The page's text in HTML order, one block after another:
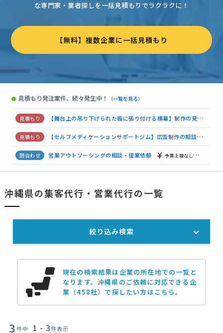
な専門家・業者探しを一括見積もりでラクラクに！
【無料】複数企業に一括見積もり
● 見積もり発注案件、続々発生中！ （一覧を見る）
「保険系セミナーの集客代行をお任せできる企業・個人の方を探しています」
沖縄県恩納村における民泊市場動向調査及び民泊改善コンサル見積依頼
広告・営業支援会社への相談・問合せ 予算上限なし 沖縄県
看板・のぼり制作の見積もり依頼
DM印刷＆配送の見積もり依頼 15万円まで 沖縄県
営業アウトソーシングの相談・提案依頼
【舞台上の吊り下げられた板に張り付ける横幕】制作の見積もり依頼
【セルフメディケーションサポートジム】広告制作の相談・提案依頼
営業アウトソーシングの相談・提案依頼 予算上限なし
看板・のぼり制作の見積もり依頼
「保険系セミナーの集客代行をお任せできる企業・個人の方を探しています」
沖縄県の集客代行・営業代行の一覧
現在の検索結果は企業の所在地での一覧と
なります。沖縄県のご依頼に対応できる企
業（458社）で探したい方はこちら。
3件中 1 - 3件表示
絞り込み検索